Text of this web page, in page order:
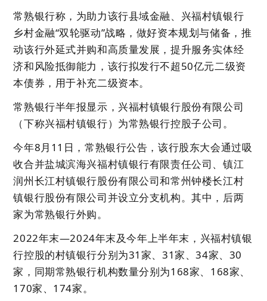
常熟银行称，为助力该行县域金融、兴福村镇银行
乡村金融“双轮驱动”战略，做好资本规划与储备，推
动该行外延式并购和高质量发展，提升服务实体经
济和风险抵御能力，该行拟发行不超50亿元二级资
本债券，用于补充二级资本。
常熟银行半年报显示，兴福村镇银行股份有限公司
（下称兴福村镇银行）为常熟银行控股子公司。
今年8月11日，常熟银行公告，该行股东大会通过吸
收合并盐城滨海兴福村镇银行有限责任公司、镇江
润州长江村镇银行股份有限公司和常州钟楼长江村
镇银行股份有限公司并设立分支机构。其中，后两
家为常熟银行外购。
2022年末—2024年末及今年上半年末，兴福村镇银
行控股的村镇银行分别为31家、31家、34家、30
家，同期常熟银行机构数量分别为168家、168家、
170家、174家。